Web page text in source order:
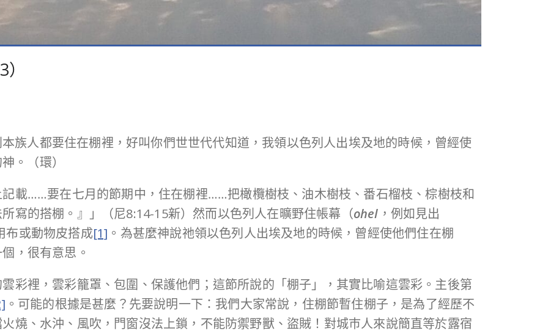
族人都要住在棚裡，好叫你們世世代代知道，我領以色列人出埃及地的時候，曾經使
。（環）
載……要在七月的節期中，住在棚裡……把橄欖樹枝、油木樹枝、番石榴枝、棕樹枝和
寫的搭棚。』」（尼8:14-15新）然而以色列人在曠野住帳幕（ohel ，例如見出
布或動物皮搭成[1] 。為甚麼神說祂領以色列人出埃及地的時候，曾經使他們住在棚
，很有意思。
彩裡，雲彩籠罩、包圍、保護他們；這節所說的「棚子」，其實比喻這雲彩。主後第
。可能的根據是甚麼？先要說明一下：我們大家常說，住棚節暫住棚子，是為了經歷不
燒、水沖、風吹，門窗沒法上鎖，不能防禦野獸、盜賊！對城巿人來說簡直等於露宿